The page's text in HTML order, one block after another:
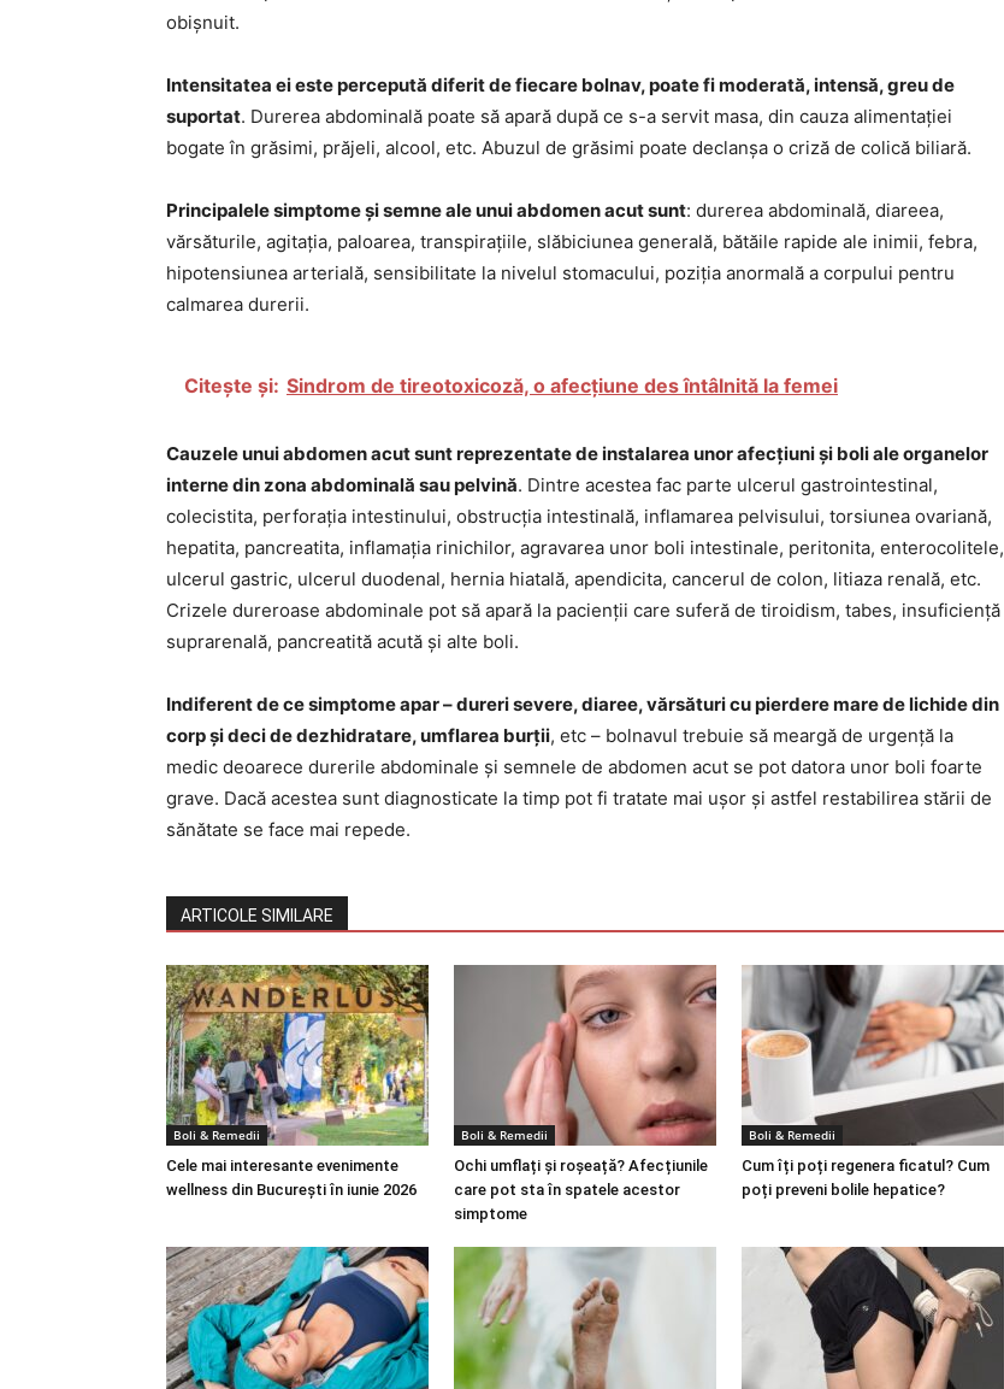
obișnuit.
Intensitatea ei este percepută diferit de fiecare bolnav, poate fi moderată, intensă, greu de
suportat. Durerea abdominală poate să apară după ce s-a servit masa, din cauza alimentației
bogate în grăsimi, prăjeli, alcool, etc. Abuzul de grăsimi poate declanșa o criză de colică biliară.
Principalele simptome și semne ale unui abdomen acut sunt: durerea abdominală, diareea,
vărsăturile, agitația, paloarea, transpirațiile, slăbiciunea generală, bătăile rapide ale inimii, febra,
hipotensiunea arterială, sensibilitate la nivelul stomacului, poziția anormală a corpului pentru
calmarea durerii.
Citește și: Sindrom de tireotoxicoză, o afecțiune des întâlnită la femei
Cauzele unui abdomen acut sunt reprezentate de instalarea unor afecțiuni și boli ale organelor
interne din zona abdominală sau pelvină. Dintre acestea fac parte ulcerul gastrointestinal,
colecistita, perforația intestinului, obstrucția intestinală, inflamarea pelvisului, torsiunea ovariană,
hepatita, pancreatita, inflamația rinichilor, agravarea unor boli intestinale, peritonita, enterocolitele,
ulcerul gastric, ulcerul duodenal, hernia hiatală, apendicita, cancerul de colon, litiaza renală, etc.
Crizele dureroase abdominale pot să apară la pacienții care suferă de tiroidism, tabes, insuficiență
suprarenală, pancreatită acută și alte boli.
Indiferent de ce simptome apar – dureri severe, diaree, vărsături cu pierdere mare de lichide din
corp și deci de dezhidratare, umflarea burții, etc – bolnavul trebuie să meargă de urgență la
medic deoarece durerile abdominale și semnele de abdomen acut se pot datora unor boli foarte
grave. Dacă acestea sunt diagnosticate la timp pot fi tratate mai ușor și astfel restabilirea stării de
sănătate se face mai repede.
ARTICOLE SIMILARE
Boli & Remedii
Cele mai interesante evenimente
wellness din București în iunie 2026
Boli & Remedii
Ochi umflați și roșeață? Afecțiunile
care pot sta în spatele acestor
simptome
Boli & Remedii
Cum îți poți regenera ficatul? Cum
poți preveni bolile hepatice?